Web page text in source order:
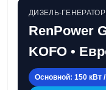
ДИЗЕЛЬ-
RenPower
KOFO •
Основной: 150 кВт